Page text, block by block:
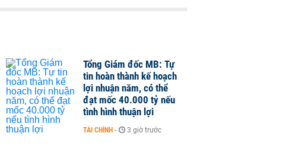
Tổng Giám đốc MB: Tự
tin hoàn thành kế hoạch
lợi nhuận năm, có thể
đạt mốc 40.000 tỷ nếu
tình hình thuận lợi
TÀI CHÍNH - 3 giờ trước